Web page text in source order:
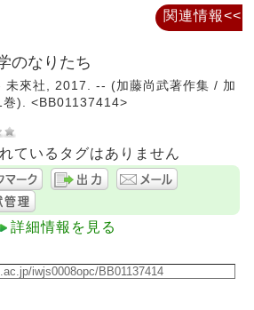
のなりたち
未來社, 2017. -- (加藤尚武著作集 / 加
巻). <BB01137414>
ているタグはありません
詳細情報を見る
関連情報<<